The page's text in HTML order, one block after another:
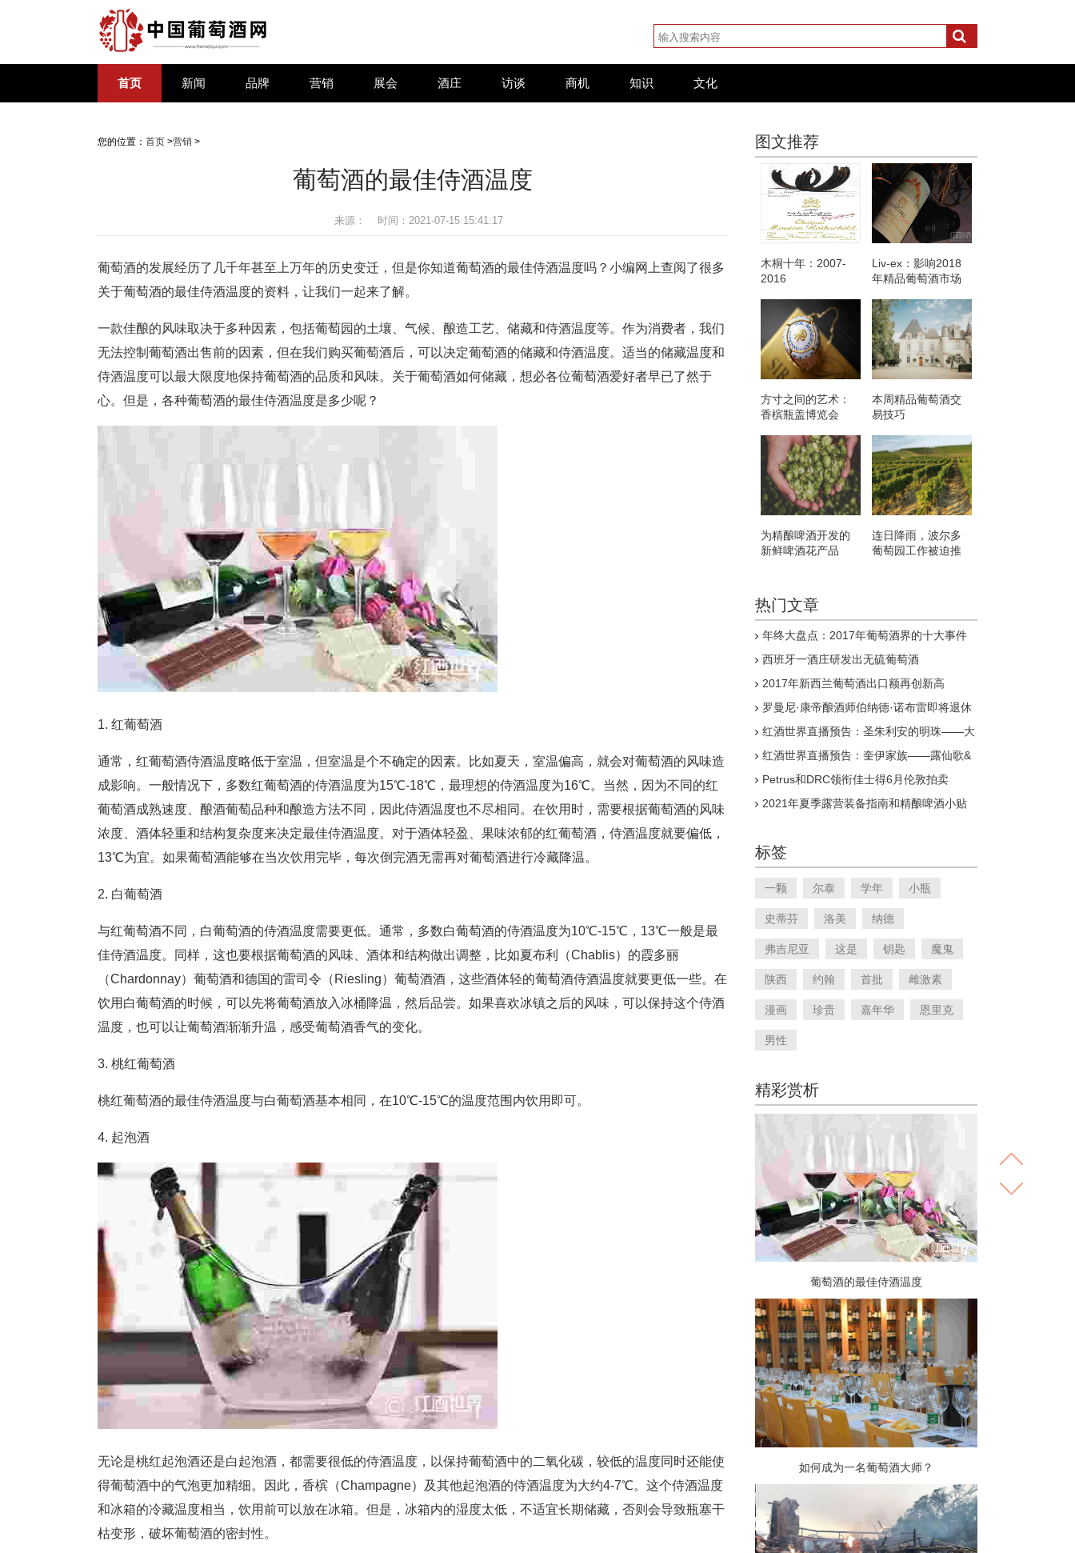
首页 新闻 品牌 营销 展会 酒庄 访谈 商机 知识 文化
您的位置： 首页 >营销 >
葡萄酒的最佳侍酒温度
来源： 时间：2021-07-15 15:41:17
葡萄酒的发展经历了几千年甚至上万年的历史变迁，但是你知道葡萄酒的最佳侍酒温度吗？小编网上查阅了很多
关于葡萄酒的最佳侍酒温度的资料，让我们一起来了解。
一款佳酿的风味取决于多种因素，包括葡萄园的土壤、气候、酿造工艺、储藏和侍酒温度等。作为消费者，我们
无法控制葡萄酒出售前的因素，但在我们购买葡萄酒后，可以决定葡萄酒的储藏和侍酒温度。适当的储藏温度和
侍酒温度可以最大限度地保持葡萄酒的品质和风味。关于葡萄酒如何储藏，想必各位葡萄酒爱好者早已了然于
心。但是，各种葡萄酒的最佳侍酒温度是多少呢？
1. 红葡萄酒
通常，红葡萄酒侍酒温度略低于室温，但室温是个不确定的因素。比如夏天，室温偏高，就会对葡萄酒的风味造
成影响。一般情况下，多数红葡萄酒的侍酒温度为15℃-18℃，最理想的侍酒温度为16℃。当然，因为不同的红
葡萄酒成熟速度、酿酒葡萄品种和酿造方法不同，因此侍酒温度也不尽相同。在饮用时，需要根据葡萄酒的风味
浓度、酒体轻重和结构复杂度来决定最佳侍酒温度。对于酒体轻盈、果味浓郁的红葡萄酒，侍酒温度就要偏低，
13℃为宜。如果葡萄酒能够在当次饮用完毕，每次倒完酒无需再对葡萄酒进行冷藏降温。
2. 白葡萄酒
与红葡萄酒不同，白葡萄酒的侍酒温度需要更低。通常，多数白葡萄酒的侍酒温度为10℃-15℃，13℃一般是最
佳侍酒温度。同样，这也要根据葡萄酒的风味、酒体和结构做出调整，比如夏布利（Chablis）的霞多丽
（Chardonnay）葡萄酒和德国的雷司令（Riesling）葡萄酒酒，这些酒体轻的葡萄酒侍酒温度就要更低一些。在
饮用白葡萄酒的时候，可以先将葡萄酒放入冰桶降温，然后品尝。如果喜欢冰镇之后的风味，可以保持这个侍酒
温度，也可以让葡萄酒渐渐升温，感受葡萄酒香气的变化。
3. 桃红葡萄酒
桃红葡萄酒的最佳侍酒温度与白葡萄酒基本相同，在10℃-15℃的温度范围内饮用即可。
4. 起泡酒
无论是桃红起泡酒还是白起泡酒，都需要很低的侍酒温度，以保持葡萄酒中的二氧化碳，较低的温度同时还能使
得葡萄酒中的气泡更加精细。因此，香槟（Champagne）及其他起泡酒的侍酒温度为大约4-7℃。这个侍酒温度
和冰箱的冷藏温度相当，饮用前可以放在冰箱。但是，冰箱内的湿度太低，不适宜长期储藏，否则会导致瓶塞干
枯变形，破坏葡萄酒的密封性。
图文推荐
木桐十年：2007-
2016
Liv-ex：影响2018
年精品葡萄酒市场
方寸之间的艺术：
香槟瓶盖博览会
本周精品葡萄酒交
易技巧
为精酿啤酒开发的
新鲜啤酒花产品
连日降雨，波尔多
葡萄园工作被迫推
热门文章
年终大盘点：2017年葡萄酒界的十大事件
西班牙一酒庄研发出无硫葡萄酒
2017年新西兰葡萄酒出口额再创新高
罗曼尼·康帝酿酒师伯纳德·诺布雷即将退休
红酒世界直播预告：圣朱利安的明珠——大
红酒世界直播预告：奎伊家族——露仙歌&
Petrus和DRC领衔佳士得6月伦敦拍卖
2021年夏季露营装备指南和精酿啤酒小贴
标签
一颗 尔泰 学年 小瓶
史蒂芬 洛美 纳德
弗吉尼亚 这是 钥匙 魔鬼
陕西 约翰 首批 雌激素
漫画 珍贵 嘉年华 恩里克
男性
精彩赏析
葡萄酒的最佳侍酒温度
如何成为一名葡萄酒大师？